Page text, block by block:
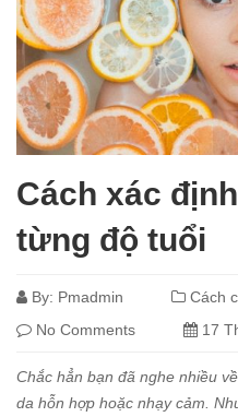
Cách xác
từng độ tuổi
By: Pmadmin
Cách
No Comments
17
Chắc hẳn bạn đã nghe nhiều
da hỗn hợp hoặc nhạy cảm.